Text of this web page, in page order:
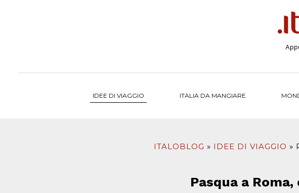
IDEE DI VIAGGIO ITALIA DA MANGIARE
ITALOBLOG IDEE DI VIAGGIO
Pasqua a